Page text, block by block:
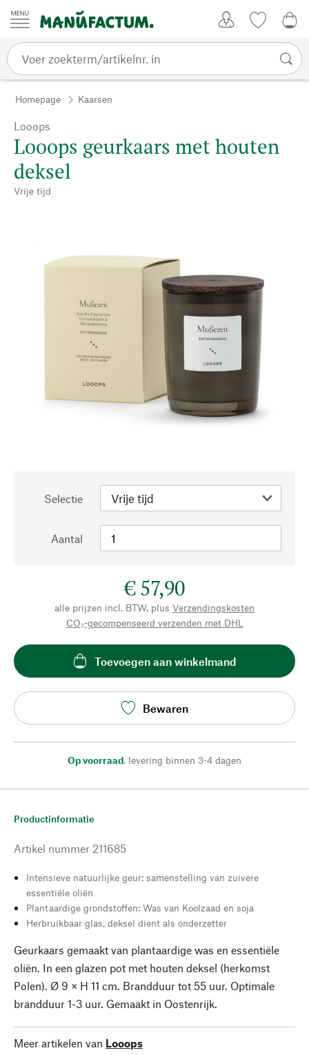
Passer au contenu
Homepage Kaarsen
Looops
Looops geurkaars met houten
deksel
Vrije tijd
Selectie
Aantal
€ 57,90
alle prijzen incl. BTW, plus Verzendingskosten
CO₂-gecompenseerd verzenden met DHL
Toevoegen aan winkelmand
Bewaren
Op voorraad, levering binnen 3-4 dagen
Productinformatie
Artikel nummer 211685
Intensieve natuurlijke geur: samenstelling van zuivere
essentiële oliën
Plantaardige grondstoffen: Was van Koolzaad en soja
Herbruikbaar glas, deksel dient als onderzetter
Geurkaars gemaakt van plantaardige was en essentiële
oliën. In een glazen pot met houten deksel (herkomst
Polen). Ø 9 × H 11 cm. Brandduur tot 55 uur. Optimale
brandduur 1-3 uur. Gemaakt in Oostenrijk.
Meer artikelen van Looops